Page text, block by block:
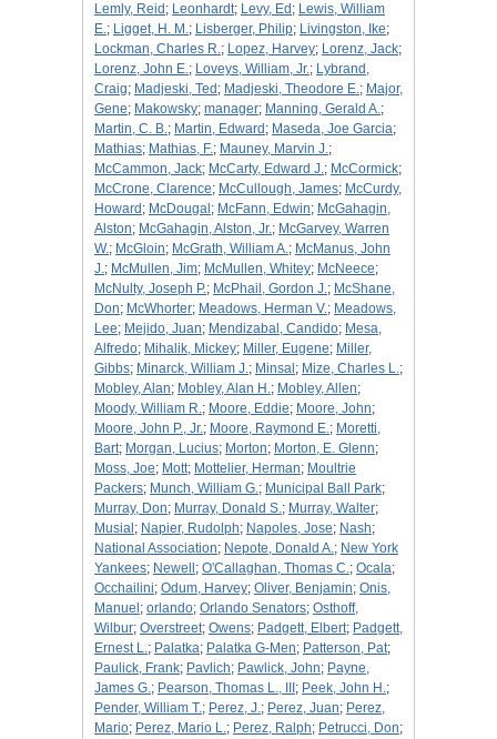
Lemly, Reid ; Leonhardt; Levy, Ed ; Lewis, William
E.; Ligget, H. M.; Lisberger, Philip; Livingston, Ike;
Lockman, Charles R.; Lopez, Harvey; Lorenz, Jack;
Lorenz, John E.; Loveys, William, Jr.; Lybrand,
Craig; Madjeski, Ted ; Madjeski, Theodore E.; Major,
Gene; Makowsky; manager; Manning, Gerald A.;
Martin, C. B.; Martin, Edward ; Maseda, Joe Garcia;
Mathias; Mathias, F.; Mauney, Marvin J.;
McCammon, Jack; McCarty, Edward J.; McCormick;
McCrone, Clarence; McCullough, James; McCurdy,
Howard ; McDougal ; McFann, Edwin; McGahagin,
Alston; McGahagin, Alston, Jr.; McGarvey, Warren
W.; McGloin; McGrath, William A.; McManus, John
J.; McMullen, Jim; McMullen, Whitey; McNeece;
McNulty, Joseph P.; McPhail, Gordon J.; McShane,
Don; McWhorter; Meadows, Herman V.; Meadows,
Lee; Mejido, Juan; Mendizabal, Candido; Mesa,
Alfredo; Mihalik, Mickey; Miller, Eugene; Miller,
Gibbs; Minarck, William J.; Minsal ; Mize, Charles L.;
Mobley, Alan; Mobley, Alan H.; Mobley, Allen;
Moody, William R.; Moore, Eddie; Moore, John;
Moore, John P., Jr.; Moore, Raymond E.; Moretti,
Bart; Morgan, Lucius; Morton; Morton, E. Glenn;
Moss, Joe; Mott; Mottelier, Herman; Moultrie
Packers; Munch, William G.; Municipal Ball Park;
Murray, Don; Murray, Donald S.; Murray, Walter;
Musial ; Napier, Rudolph; Napoles, Jose; Nash;
National Association; Nepote, Donald A.; New York
Yankees; Newell ; O'Callaghan, Thomas C.; Ocala;
Occhailini; Odum, Harvey; Oliver, Benjamin; Onis,
Manuel ; orlando; Orlando Senators; Osthoff,
Wilbur; Overstreet; Owens; Padgett, Elbert; Padgett,
Ernest L.; Palatka; Palatka G-Men; Patterson, Pat;
Paulick, Frank; Pavlich; Pawlick, John; Payne,
James G.; Pearson, Thomas L., III ; Peek, John H.;
Pender, William T.; Perez, J.; Perez, Juan; Perez,
Mario; Perez, Mario L.; Perez, Ralph; Petrucci, Don;